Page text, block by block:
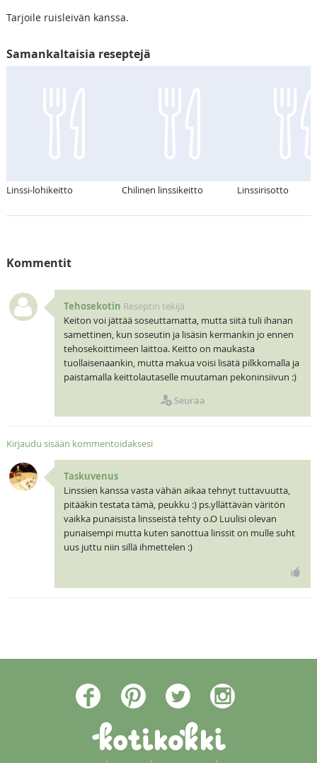
Tarjoile ruisleivän kanssa.
Samankaltaisia reseptejä
Linssi-lohikeitto Chilinen linssikeitto Linssirisotto
Kommentit
Tehosekotin Reseptin tekijä
Keiton voi jättää soseuttamatta, mutta siitä tuli ihanan
samettinen, kun soseutin ja lisäsin kermankin jo ennen
tehosekoittimeen laittoa. Keitto on maukasta
tuollaisenaankin, mutta makua voisi lisätä pilkkomalla ja
paistamalla keittolautaselle muutaman pekoninsiivun :)
Seuraa
Kirjaudu sisään kommentoidaksesi
Taskuvenus
Linssien kanssa vasta vähän aikaa tehnyt tuttavuutta,
pitääkin testata tämä, peukku :) ps.yllättävän väritön
vaikka punaisista linsseistä tehty o.O Luulisi olevan
punaisempi mutta kuten sanottua linssit on mulle suht
uus juttu niin sillä ihmettelen :)